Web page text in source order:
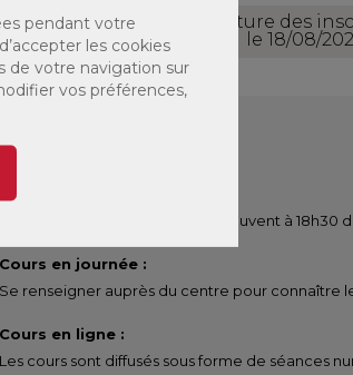
207 €(1)
Ouverture des
le 18/08/
Cours du soir :
Les cours commencent le plus souvent à 18h30
Cours en journée :
Se renseigner auprès du centre pour connaître
Cours en ligne :
Les cours sont diffusés sous forme de séances
pendant votre
les cookies
de votre navigation sur
vos préférences,